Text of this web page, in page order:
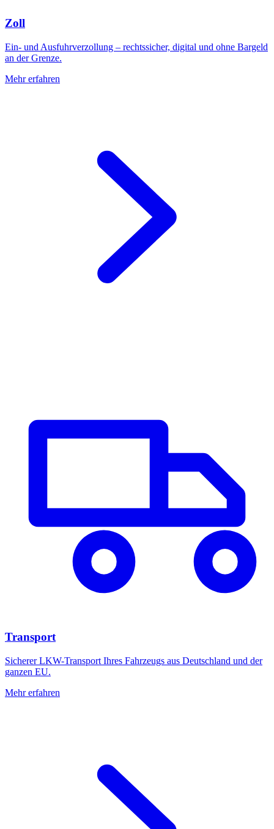
Zoll
Ein- und Ausfuhrverzollung – rechtssicher, digital und ohne Bargeld
an der Grenze.
Mehr erfahren
Transport
Sicherer LKW-Transport Ihres Fahrzeugs aus Deutschland und der
ganzen EU.
Mehr erfahren